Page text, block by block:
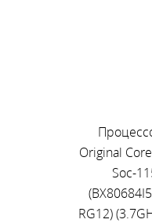
Original
Soc-
RG12)